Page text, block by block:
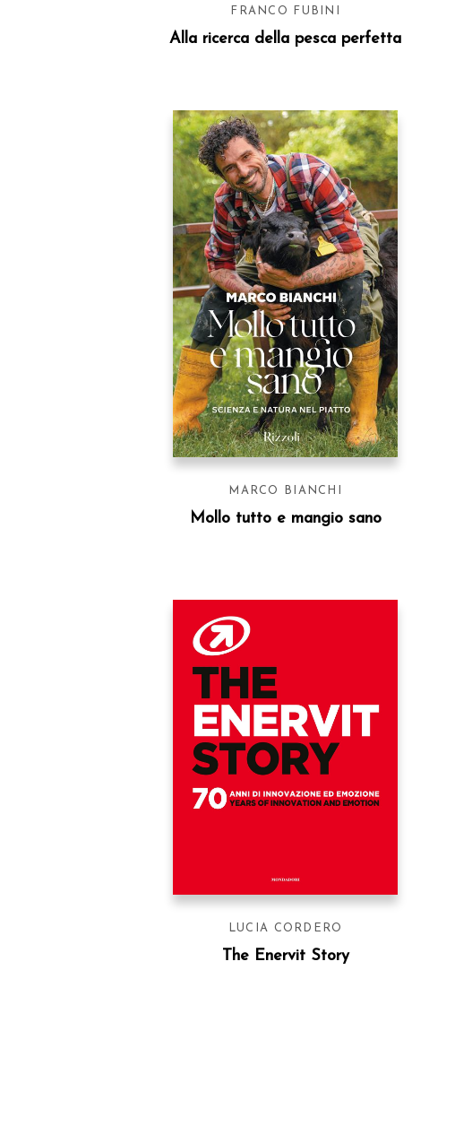
FRANCO FUBINI
Alla ricerca della pesca perfetta
MARCO BIANCHI
Mollo tutto e mangio sano
LUCIA CORDERO
The Enervit Story